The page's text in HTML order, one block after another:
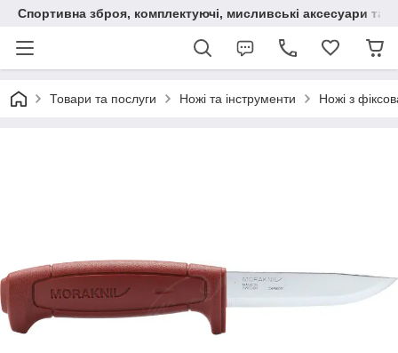
Спортивна зброя, комплектуючі, мисливські аксесуари та
Товари та послуги Ножі та інструменти Ножі з